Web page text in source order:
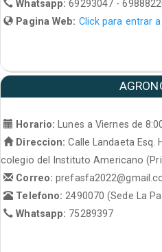
Whatsapp:69293047 -
Pagina Web: Click para entrar
Horario:
Lunes a Viernes de
Direccion: Calle Landaeta Esq.
colegio del Instituto Americano
Correo:
Telefono: 2490070 (Sede La
Whatsapp: 75289397